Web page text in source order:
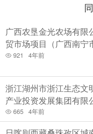
广西农垦金光农场有限
贸市场项目（广西南宁
921 4年前
浙江湖州市浙江生态文
产业投资发展集团有限
665 4年前